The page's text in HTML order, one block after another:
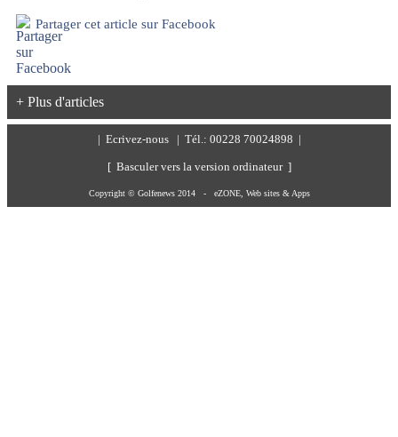
Partager cet article sur Facebook
+ Plus d'articles
Ecrivez-nous | Tél.: 00228 70024898 |
[ Basculer vers la version ordinateur ]
Copyright © Golfenews 2014 - eZONE, Web sites & Apps